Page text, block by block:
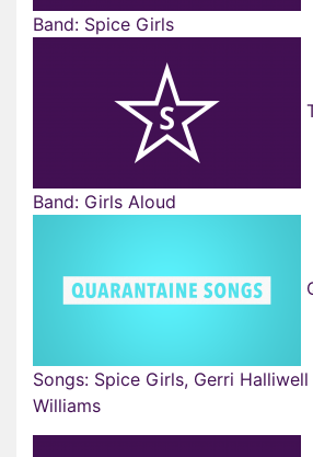
Band: Spice Girls
Band: Girls Aloud
Songs: Spice Girls, Gerri
Williams